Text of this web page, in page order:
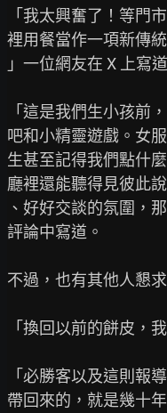
「我太興奮了！等門
裡用餐當作一項新傳統
」一位網友在 X 上寫道
「這是我們生小孩前
吧和小精靈遊戲。女
生甚至記得我們點什
廳裡還能聽得見彼此
、好好交談的氛圍，
評論中寫道。
不過，也有其他人懇
「換回以前的餅皮，
「必勝客以及這則報
帶回來的，就是幾十